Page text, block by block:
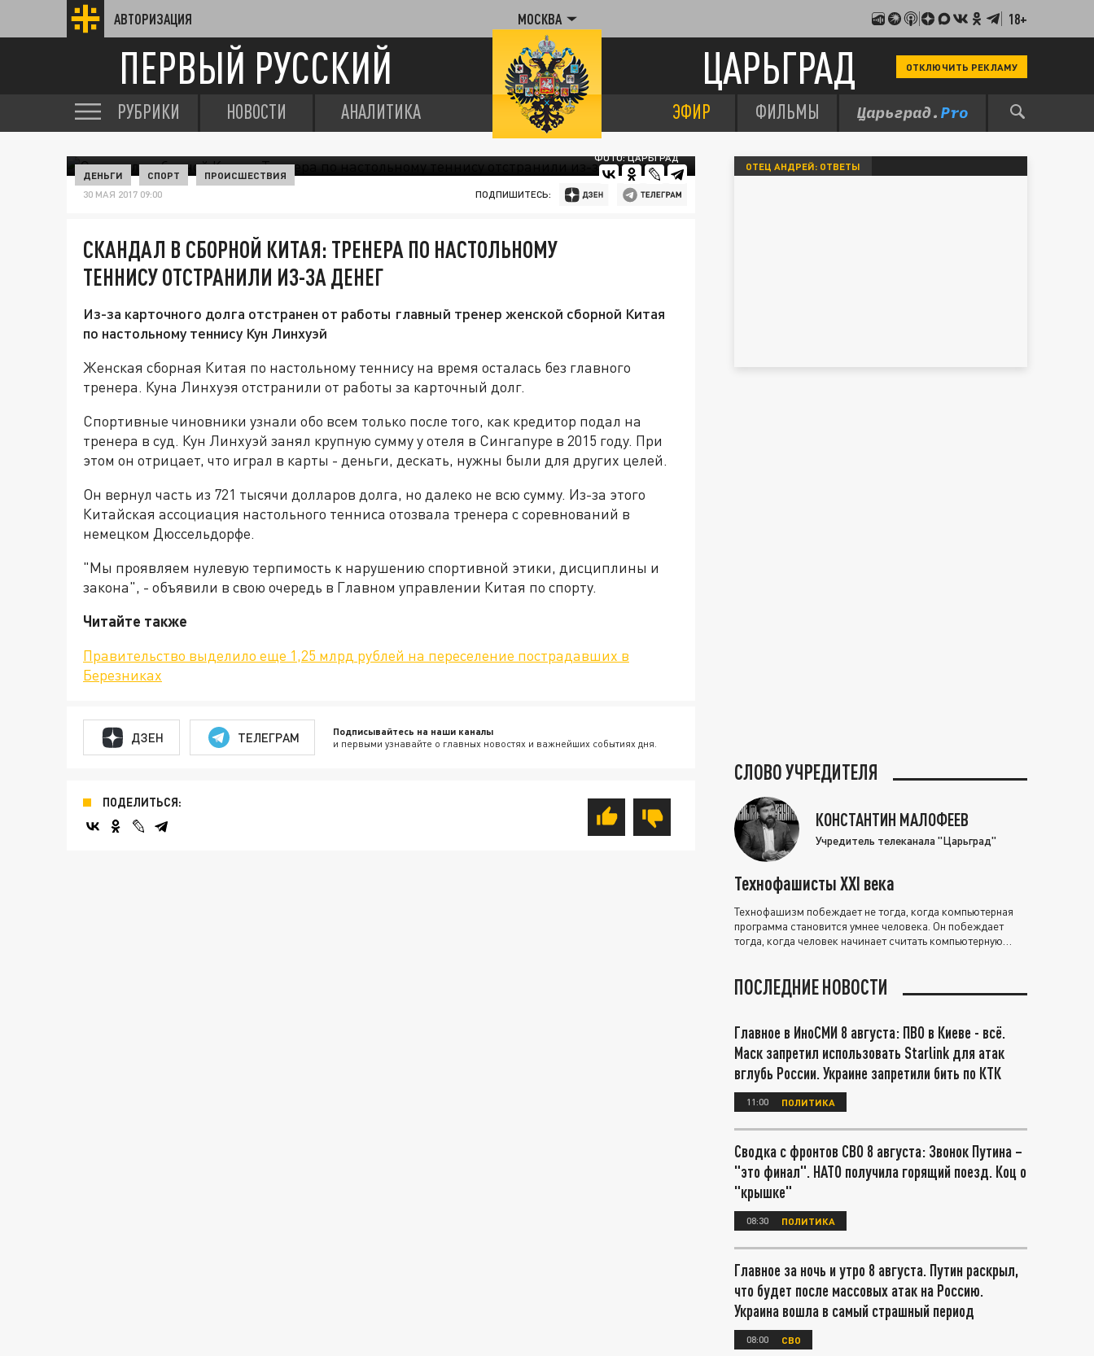
АВТОРИЗАЦИЯ МОСКВА 18+
ПЕРВЫЙ РУССКИЙ ЦАРЬГРАД ОТКЛЮЧИТЬ РЕКЛАМУ
РУБРИКИ НОВОСТИ АНАЛИТИКА ЭФИР ФИЛЬМЫ
ФОТО: ЦАРЬГРАД
ДЕНЬГИ СПОРТ ПРОИСШЕСТВИЯ
30 МАЯ 2017 09:00 ПОДПИШИТЕСЬ:
СКАНДАЛ В СБОРНОЙ КИТАЯ: ТРЕНЕРА ПО НАСТОЛЬНОМУ
ТЕННИСУ ОТСТРАНИЛИ ИЗ-ЗА ДЕНЕГ
Из-за карточного долга отстранен от работы главный тренер женской сборной Китая
по настольному теннису Кун Линхуэй
Женская сборная Китая по настольному теннису на время осталась без главного
тренера. Куна Линхуэя отстранили от работы за карточный долг.
Спортивные чиновники узнали обо всем только после того, как кредитор подал на
тренера в суд. Кун Линхуэй занял крупную сумму у отеля в Сингапуре в 2015 году. При
этом он отрицает, что играл в карты - деньги, дескать, нужны были для других целей.
Он вернул часть из 721 тысячи долларов долга, но далеко не всю сумму. Из-за этого
Китайская ассоциация настольного тенниса отозвала тренера с соревнований в
немецком Дюссельдорфе.
"Мы проявляем нулевую терпимость к нарушению спортивной этики, дисциплины и
закона", - объявили в свою очередь в Главном управлении Китая по спорту.
Читайте также
Правительство выделило еще 1,25 млрд рублей на переселение пострадавших в
Березниках
ДЗЕН ТЕЛЕГРАМ Подписывайтесь на наши каналы
и первыми узнавайте о главных новостях и важнейших событиях дня.
ПОДЕЛИТЬСЯ:
ОТЕЦ АНДРЕЙ: ОТВЕТЫ
СЛОВО УЧРЕДИТЕЛЯ
КОНСТАНТИН МАЛОФЕЕВ
Учредитель телеканала "Царьград"
Технофашисты XXI века
Технофашизм побеждает не тогда, когда компьютерная
программа становится умнее человека. Он побеждает
тогда, когда человек начинает считать компьютерную
ПОСЛЕДНИЕ НОВОСТИ
Главное в ИноСМИ 8 августа: ПВО в Киеве - всё.
Маск запретил использовать Starlink для атак
вглубь России. Украине запретили бить по КТК
11:00 ПОЛИТИКА
Сводка с фронтов СВО 8 августа: Звонок Путина –
"это финал". НАТО получила горящий поезд. Коц о
"крышке"
08:30 ПОЛИТИКА
Главное за ночь и утро 8 августа. Путин раскрыл,
что будет после массовых атак на Россию.
Украина вошла в самый страшный период
08:00 СВО